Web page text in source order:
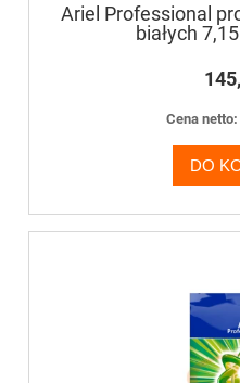
Ariel Professional
białych
Cena netto:
DO